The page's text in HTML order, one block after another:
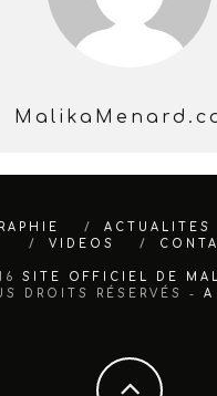
ACTUALITES
VIDEOS
SITE OFFICIEL DE
DROITS RÉSERVÉS - A